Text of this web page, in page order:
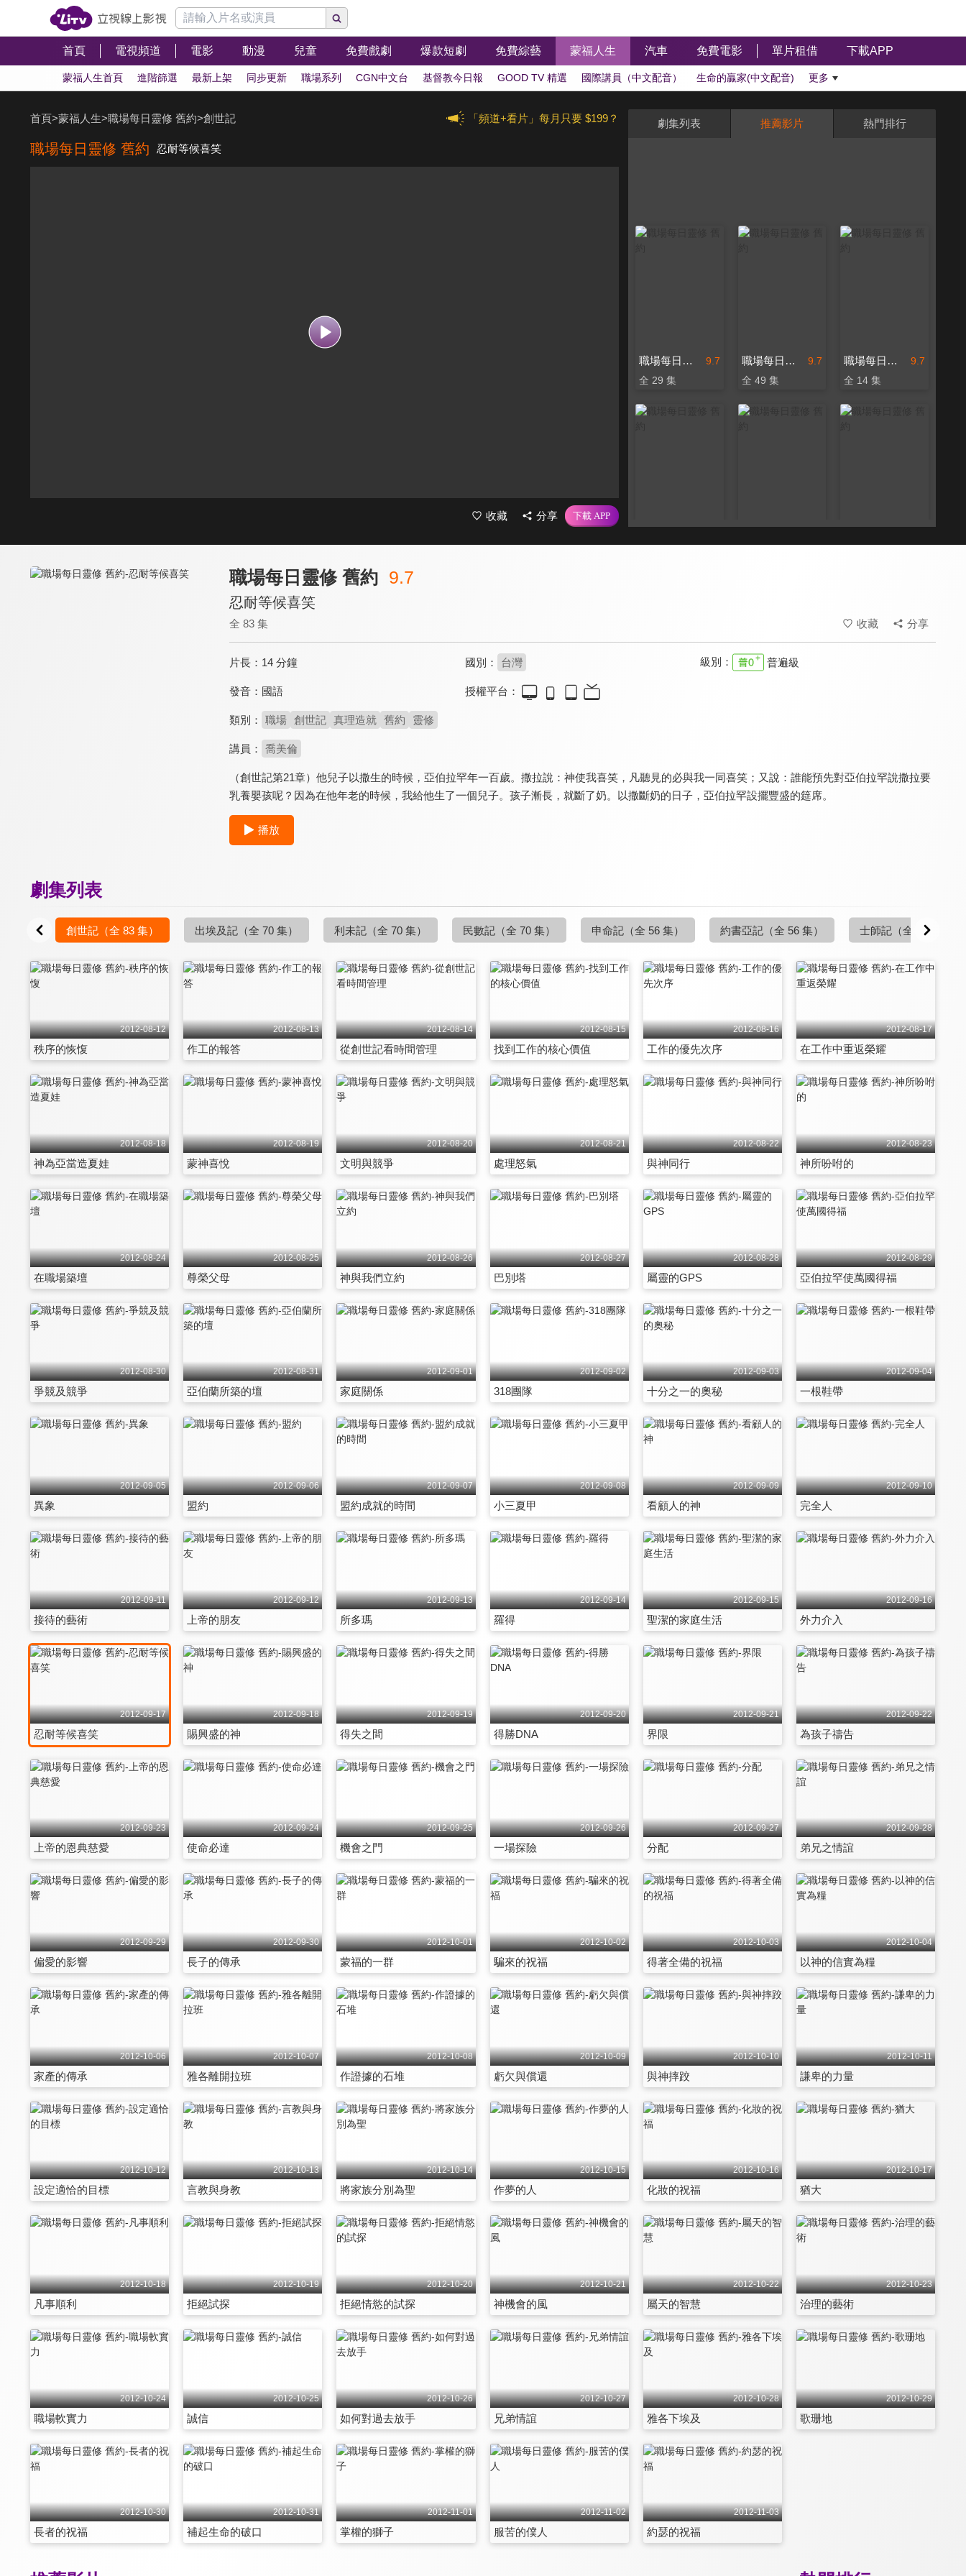
首頁 電視頻道 電影 動漫 兒童 免費戲劇 爆款短劇 免費綜藝 蒙福人生 汽車 免費電影 單片租借 下載APP
蒙福人生首頁 進階篩選 最新上架 同步更新 職場系列 CGN中文台 基督教今日報 GOOD TV 精選 國際講員（中文配音） 生命的贏家(中文配音) 更多
「頻道+看片」每月只要 $199？
首頁>蒙福人生>職場每日靈修 舊約>創世記
職場每日靈修 舊約 忍耐等候喜笑
收藏 分享
劇集列表 推薦影片 熱門排行
9.7
職場每日靈修 舊約
全 29 集
9.7
職場每日靈修 舊約
全 49 集
9.7
職場每日靈修 舊約
全 14 集
全 21 集 全 42 集 全 21 集
職場每日靈修 舊約 9.7
忍耐等候喜笑
全 83 集 收藏 分享
片長： 14 分鐘 國別： 台灣 級別： 普遍級
發音： 國語 授權平台：
類別： 職場 創世記 真理造就 舊約 靈修
講員： 喬美倫
（創世記第21章）他兒子以撒生的時候，亞伯拉罕年一百歲。撒拉說：神使我喜笑，凡聽見的必與我一同喜笑；又說：誰能預先對亞伯拉罕說撒拉要
乳養嬰孩呢？因為在他年老的時候，我給他生了一個兒子。孩子漸長，就斷了奶。以撒斷奶的日子，亞伯拉罕設擺豐盛的筵席。
播放
劇集列表
創世記 （全 83 集） 出埃及記 （全 70 集） 利未記 （全 70 集） 民數記 （全 70 集） 申命記 （全 56 集） 約書亞記 （全 56 集） 士師記 （全 38 集）
2012-08-12
秩序的恢愎
2012-08-13
作工的報答
2012-08-14
從創世記看時間管理
2012-08-15
找到工作的核心價值
2012-08-16
工作的優先次序
2012-08-17
在工作中重返榮耀
2012-08-18
神為亞當造夏娃
2012-08-19
蒙神喜悅
2012-08-20
文明與競爭
2012-08-21
處理怒氣
2012-08-22
與神同行
2012-08-23
神所吩咐的
2012-08-24
在職場築壇
2012-08-25
尊榮父母
2012-08-26
神與我們立約
2012-08-27
巴別塔
2012-08-28
屬靈的GPS
2012-08-29
亞伯拉罕使萬國得福
2012-08-30
爭競及競爭
2012-08-31
亞伯蘭所築的壇
2012-09-01
家庭關係
2012-09-02
318團隊
2012-09-03
十分之一的奧秘
2012-09-04
一根鞋帶
2012-09-05
異象
2012-09-06
盟約
2012-09-07
盟約成就的時間
2012-09-08
小三夏甲
2012-09-09
看顧人的神
2012-09-10
完全人
2012-09-11
接待的藝術
2012-09-12
上帝的朋友
2012-09-13
所多瑪
2012-09-14
羅得
2012-09-15
聖潔的家庭生活
2012-09-16
外力介入
2012-09-17
忍耐等候喜笑
2012-09-18
賜興盛的神
2012-09-19
得失之間
2012-09-20
得勝DNA
2012-09-21
界限
2012-09-22
為孩子禱告
2012-09-23
上帝的恩典慈愛
2012-09-24
使命必達
2012-09-25
機會之門
2012-09-26
一場探險
2012-09-27
分配
2012-09-28
弟兄之情誼
2012-09-29
偏愛的影響
2012-09-30
長子的傳承
2012-10-01
蒙福的一群
2012-10-02
騙來的祝福
2012-10-03
得著全備的祝福
2012-10-04
以神的信實為糧
2012-10-06
家產的傳承
2012-10-07
雅各離開拉班
2012-10-08
作證據的石堆
2012-10-09
虧欠與償還
2012-10-10
與神摔跤
2012-10-11
謙卑的力量
2012-10-12
設定適恰的目標
2012-10-13
言教與身教
2012-10-14
將家族分別為聖
2012-10-15
作夢的人
2012-10-16
化妝的祝福
2012-10-17
猶大
2012-10-18
凡事順利
2012-10-19
拒絕試探
2012-10-20
拒絕情慾的試探
2012-10-21
神機會的風
2012-10-22
屬天的智慧
2012-10-23
治理的藝術
2012-10-24
職場軟實力
2012-10-25
誠信
2012-10-26
如何對過去放手
2012-10-27
兄弟情誼
2012-10-28
雅各下埃及
2012-10-29
歌珊地
2012-10-30
長者的祝福
2012-10-31
補起生命的破口
2012-11-01
掌權的獅子
2012-11-02
服苦的僕人
2012-11-03
約瑟的祝福